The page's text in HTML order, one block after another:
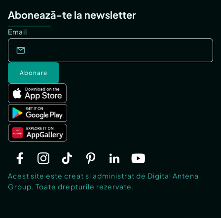
Nu ratați această oportunitate de a vă achiziționa
un apartament nou într-o zonă în dezvoltare
rapidă, cu acces facil la metrou și numeroase
facilități în jur.
Pentru mai multe informații și pentru a programa o
vizionare, vă rugăm să ne contactați la numărul de
telefon 0799008822 sau să vizitați site-ul
proiectului pe maiasisesti*ro.
Confort:1
Tip imobil:
Bloc de apartamente
Abonează-te la newsletter
Email
Abonare
Acest site este creat si administrat de Digital Antena
Group. Toate drepturile rezervate.